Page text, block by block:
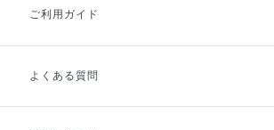
ご利用ガイド
ご利用ガイドトップ
よくある質問